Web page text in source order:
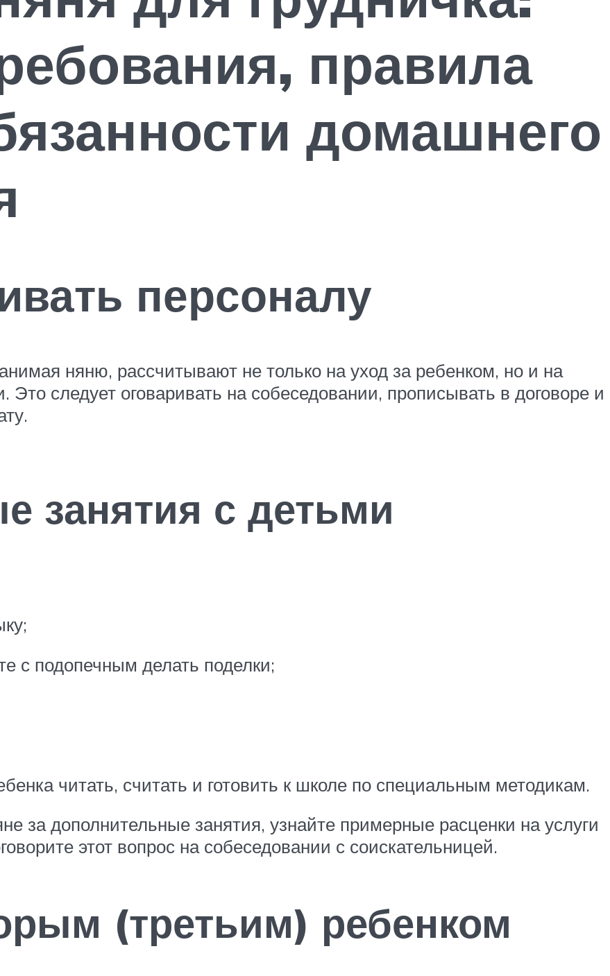
правила
домашнего
персоналу
няню, рассчитывают не только на уход за ребенком, но и на
следует оговаривать на собеседовании, прописывать в договоре и
занятия с детьми
с подопечным делать поделки;
читать, считать и готовить к школе по специальным методикам.
за дополнительные занятия, узнайте примерные расценки на услуги
этот вопрос на собеседовании с соискательницей.
(третьим) ребенком